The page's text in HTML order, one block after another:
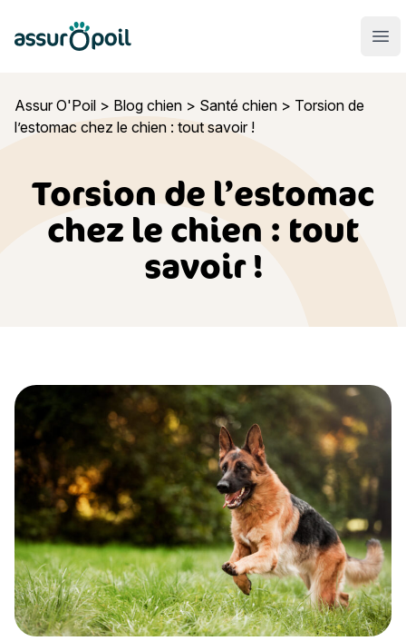
Assur O'Poil
Assur O'Poil > Blog chien > Santé chien > Torsion de
l’estomac chez le chien : tout savoir !
Torsion de l’estomac
chez le chien : tout
savoir !
Torsion de l’estomac chez le chien : tout savoir !